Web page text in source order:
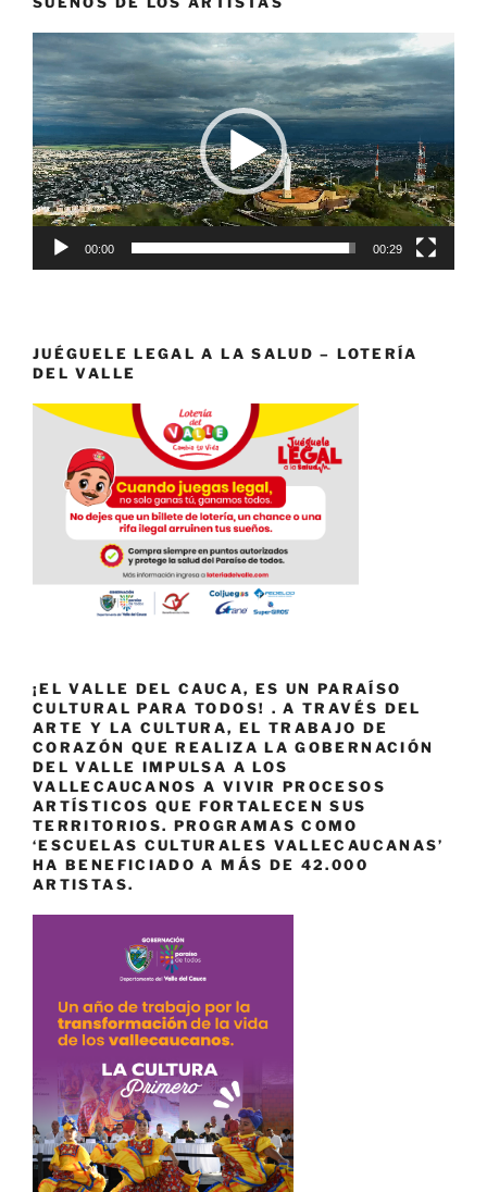
Reproductor
de
vídeo
00:00 00:29
JUÉGUELE LEGAL A LA SALUD – LOTERÍA
DEL VALLE
¡EL VALLE DEL CAUCA, ES UN PARAÍSO
CULTURAL PARA TODOS! . A TRAVÉS DEL
ARTE Y LA CULTURA, EL TRABAJO DE
CORAZÓN QUE REALIZA LA GOBERNACIÓN
DEL VALLE IMPULSA A LOS
VALLECAUCANOS A VIVIR PROCESOS
ARTÍSTICOS QUE FORTALECEN SUS
TERRITORIOS. PROGRAMAS COMO
‘ESCUELAS CULTURALES VALLECAUCANAS’
HA BENEFICIADO A MÁS DE 42.000
ARTISTAS.